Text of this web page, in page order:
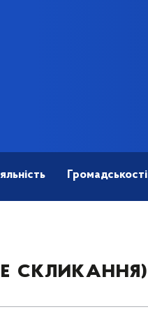
Громадськості
скликання)